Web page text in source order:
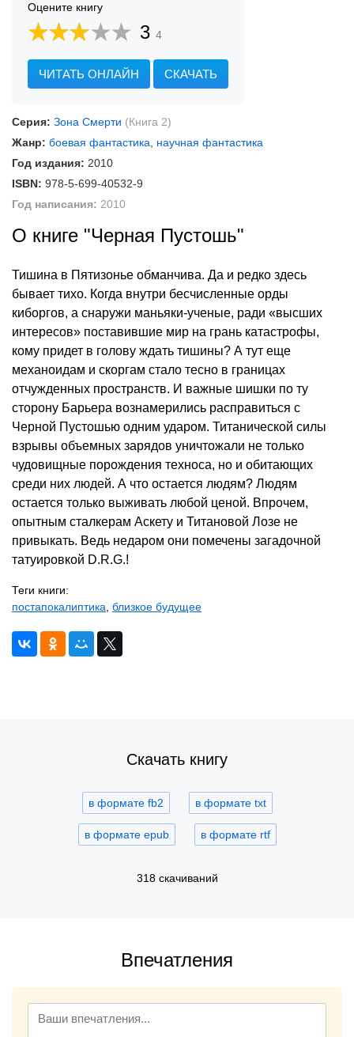
Оцените книгу
3 4
ЧИТАТЬ ОНЛАЙН СКАЧАТЬ
Серия: Зона Смерти (Книга 2)
Жанр: боевая фантастика
научная фантастика
Год издания: 2010
ISBN: 978-5-699-40532-9
Год написания: 2010
О книге "Черная Пустошь"
Тишина в Пятизонье обманчива. Да и редко здесь
бывает тихо. Когда внутри бесчисленные орды
киборгов, а снаружи маньяки-ученые, ради «высших
интересов» поставившие мир на грань катастрофы,
кому придет в голову ждать тишины? А тут еще
механоидам и скоргам стало тесно в границах
отчужденных пространств. И важные шишки по ту
сторону Барьера вознамерились расправиться с
Черной Пустошью одним ударом. Титанической силы
взрывы объемных зарядов уничтожали не только
чудовищные порождения техноса, но и обитающих
среди них людей. А что остается людям? Людям
остается только выживать любой ценой. Впрочем,
опытным сталкерам Аскету и Титановой Лозе не
привыкать. Ведь недаром они помечены загадочной
татуировкой D.R.G.!
Теги книги:
постапокалиптика близкое будущее
Скачать книгу
в формате fb2 в формате txt
в формате epub в формате rtf
318 скачиваний
Впечатления